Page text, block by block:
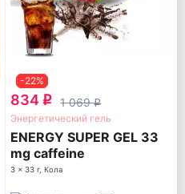
-22%
834 q 1 069q
Энергетический гель
ENERGY SUPER GEL 33
mg caffeine
3 x 33 г, Кола